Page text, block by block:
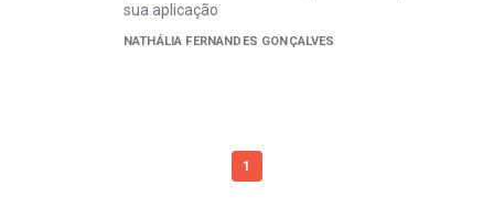
sua aplicação
NATHÁLIA FERNANDES GONÇALVES
1